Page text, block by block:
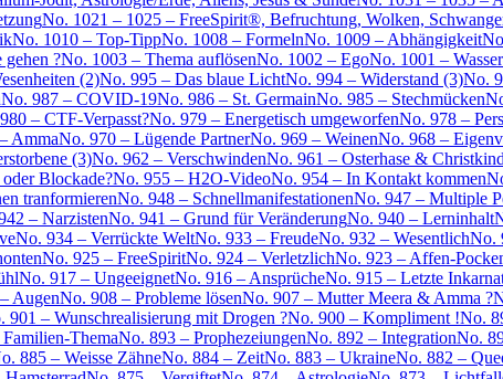
No. 1021 – 1025 – FreeSpirit®, Befruchtung, Wolken,
No. 1010 – Top-TippNo. 1008 – FormelnNo. 1009 – Abhängigkeit
?No. 1003 – Thema auflösenNo. 1002 – EgoNo. 1001 –
(2)No. 995 – Das blaue LichtNo. 994 – Widerstand (3)No.
No. 987 – COVID-19No. 986 – St. GermainNo. 985 – Stechmücken
– CTF-Verpasst?No. 979 – Energetisch umgeworfenNo. 978 –
AmmaNo. 970 – Lügende PartnerNo. 969 – WeinenNo. 968 –
(3)No. 962 – VerschwindenNo. 961 – Osterhase & Christkind
Blockade?No. 955 – H2O-VideoNo. 954 – In Kontakt kommen
tranformierenNo. 948 – SchnellmanifestationenNo. 947 – Multiple
– NarzistenNo. 941 – Grund für VeränderungNo. 940 – Lerninhalt
No. 934 – Verrückte WeltNo. 933 – FreudeNo. 932 – WesentlichNo.
No. 925 – FreeSpiritNo. 924 – VerletzlichNo. 923 – Affen-
No. 917 – UngeeignetNo. 916 – AnsprücheNo. 915 – Letzte
AugenNo. 908 – Probleme lösenNo. 907 – Mutter Meera & Amma ?
901 – Wunschrealisierung mit Drogen ?No. 900 – Kompliment !No.
ThemaNo. 893 – ProphezeiungenNo. 892 – IntegrationNo.
885 – Weisse ZähneNo. 884 – ZeitNo. 883 – UkraineNo. 882 –